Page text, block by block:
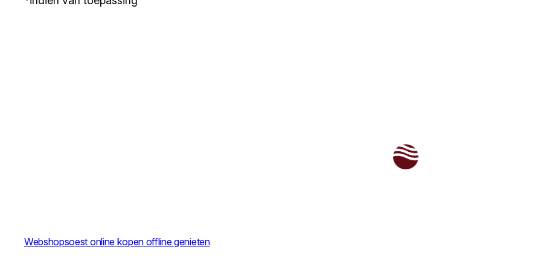
Webshopsoest online kopen offline genieten